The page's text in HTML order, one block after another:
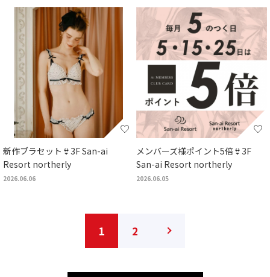
新作ブラセット👙3F San-ai
Resort northerly
2026.06.06
メンバーズ様ポイント5倍👙3F
San-ai Resort northerly
2026.06.05
1 2